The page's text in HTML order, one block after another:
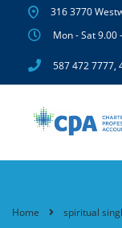
316 3770
Mon - Sat 9.00
587 472 7777,
Home spiritual